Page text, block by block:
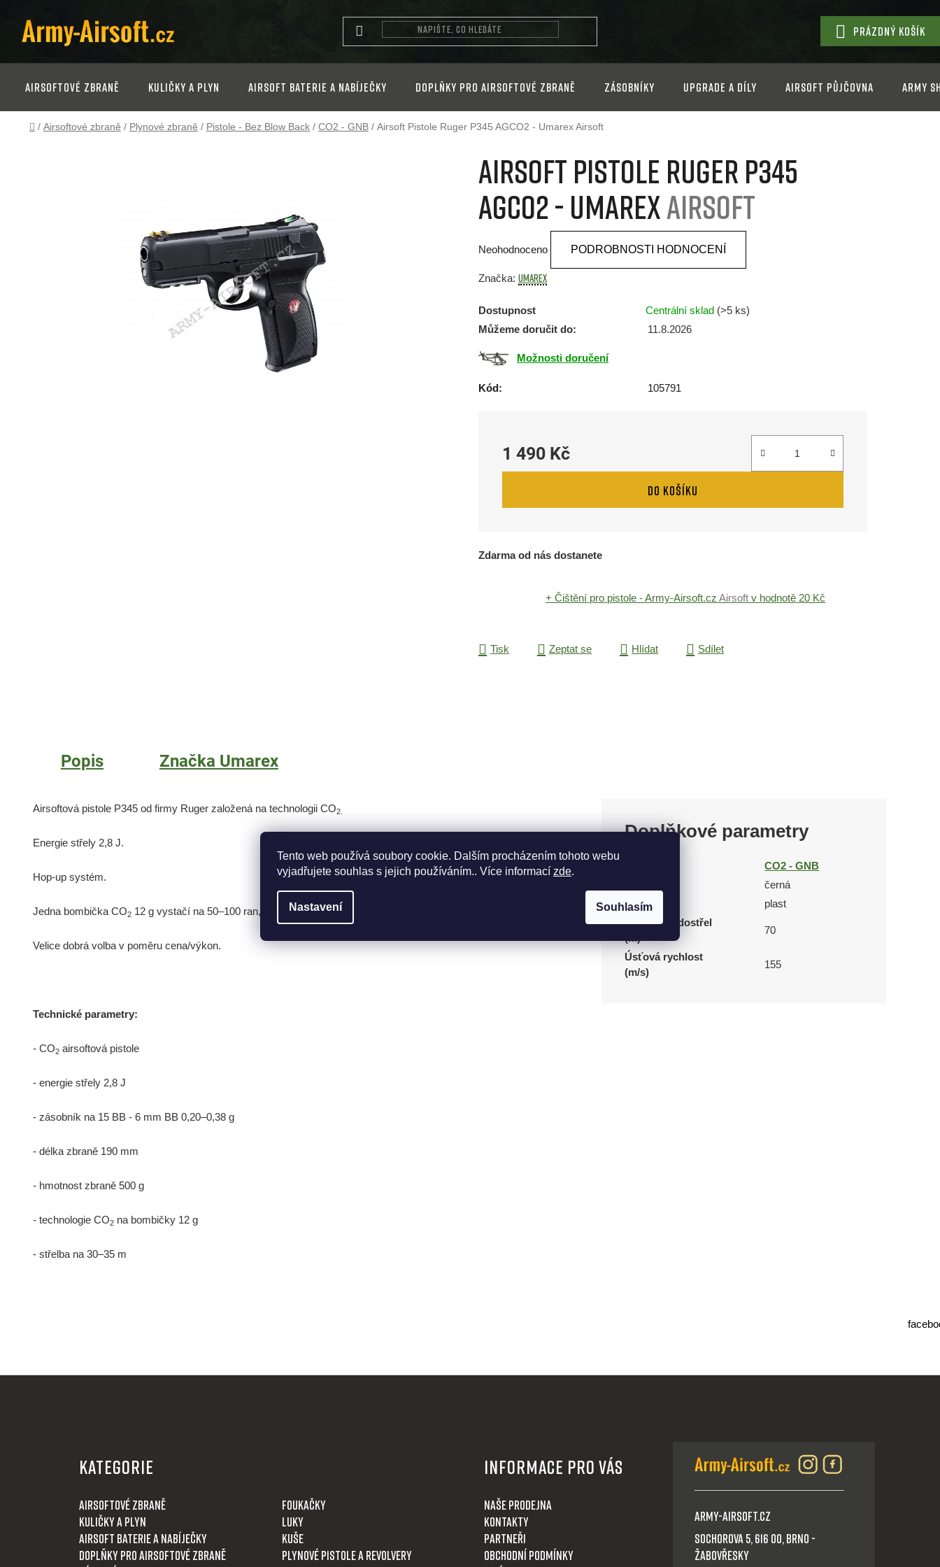
Tento web používá soubory cookie. Dalším procházením tohoto webu
vyjadřujete souhlas s jejich používáním.. Více informací zde.
Nastavení Souhlasím
obsah
NÁKUPNÍ
KOŠÍK
PRÁZDNÝ KOŠÍK
Airsoftové zbraně Kuličky a plyn Airsoft baterie a nabíječky Doplňky pro airsoftové zbraně Zásobníky Upgrade a díly Airsoft půjčovna Army
Domů
/ Airsoftové zbraně / Plynové zbraně / Pistole - Bez Blow Back / CO2 - GNB / Airsoft Pistole Ruger P345 AGCO2 - UmarexAirsoft
Airsoft Pistole Ruger P345
AGCO2 - UmarexAirsoft
produktu
0,0
z
5
Neohodnoceno PODROBNOSTI HODNOCENÍ
Značka: Umarex
Dostupnost Centrální sklad (>5 ks)
Můžeme doručit do:
11.8.2026
Možnosti doručení
Kód: 105791
1 490 Kč
Měrná cena:
DO KOŠÍKU
Zdarma od nás dostanete
+ Čištění pro pistole - Army-Airsoft.cz Airsoft v hodnotě 20 Kč
Tisk Zeptat se Hlídat Sdílet
Popis Značka Umarex
Airsoftová pistole P345 od firmy Ruger založená na technologii CO2.
Energie střely 2,8 J.
Hop-up systém.
Jedna bombička CO212 g vystačí na 50–100 ran, podle typu zbraně a prostředí.
Velice dobrá volba v poměru cena/výkon.
Technické parametry:
- CO2airsoftová pistole
- energie střely 2,8 J
- zásobník na 15 BB - 6 mm BB 0,20–0,38 g
- délka zbraně 190 mm
- hmotnost zbraně 500 g
- technologie CO2na bombičky 12 g
- střelba na 30–35 m
Doplňkové parametry
CO2 - GNB
černá
Materiál
plast
Teoretický dostřel
70
Úsťová rychlost
(m/s)
155
KATEGORIE
Airsoftové zbraně
Kuličky a plyn
Airsoft baterie a nabíječky
Doplňky pro airsoftové zbraně
Foukačky
Luky
Kuše
Plynové pistole a revolvery
Informace pro Vás
Naše prodejna
Kontakty
Partneři
Obchodní podmínky
Army-Airsoft.cz
Sochorova 5, 616 00, Brno -
Žabovřesky